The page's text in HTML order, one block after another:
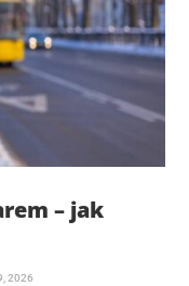
– jak
2026